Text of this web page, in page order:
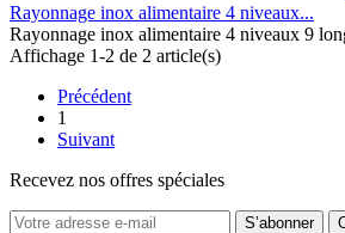
Rayonnage inox alimentaire 4 niveaux...
Rayonnage inox alimentaire 4 niveaux 9
Affichage 1-2 de 2 article(s)
Précédent
1
Suivant
Recevez nos offres spéciales